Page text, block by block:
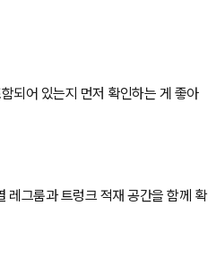
되어 있는지 먼저 확인하는 게 좋아
레그룸과 트렁크 적재 공간을 함께 확